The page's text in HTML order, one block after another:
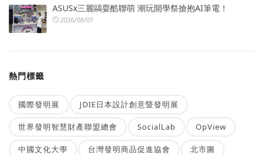
ASUSx三麗鷗耍酷聯萌 潮玩開學祭搶抱AI筆電！
2026/08/07
熱門標籤
國際發明展 JDIE日本設計創意暨發明展
世界發明智慧財產聯盟總會 SocialLab OpView
中國文化大學 台灣發明商品促進協會 北市圖